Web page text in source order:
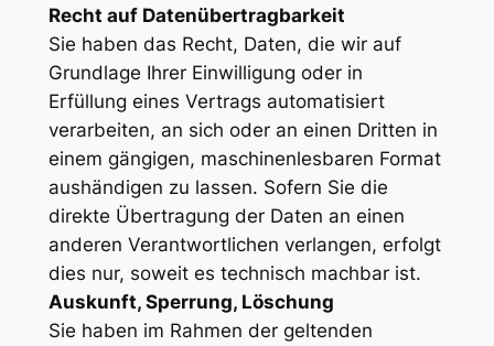
Recht auf Datenübertragbarkeit
Sie haben das Recht, Daten, die wir auf
Grundlage Ihrer Einwilligung oder in
Erfüllung eines Vertrags automatisiert
verarbeiten, an sich oder an einen Dritten in
einem gängigen, maschinenlesbaren Format
aushändigen zu lassen. Sofern Sie die
direkte Übertragung der Daten an einen
anderen Verantwortlichen verlangen, erfolgt
dies nur, soweit es technisch machbar ist.
Auskunft, Sperrung, Löschung
Sie haben im Rahmen der geltenden